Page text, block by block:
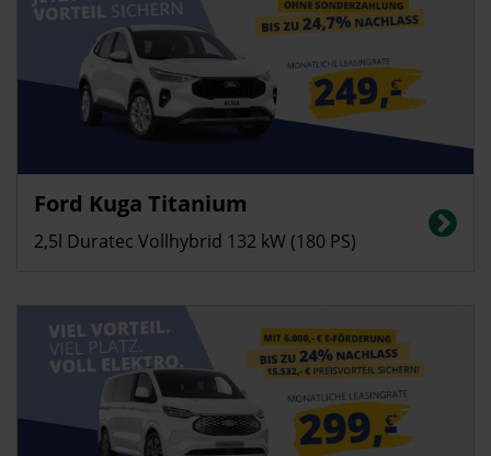
Energieverbrauch in l/100 km (kombiniert): 5,3; CO2-Emissionen
(kombiniert): 122g/km; CO2-Klasse: E
Ford Kuga Titanium
2,5l Duratec Vollhybrid 132 kW (180 PS)